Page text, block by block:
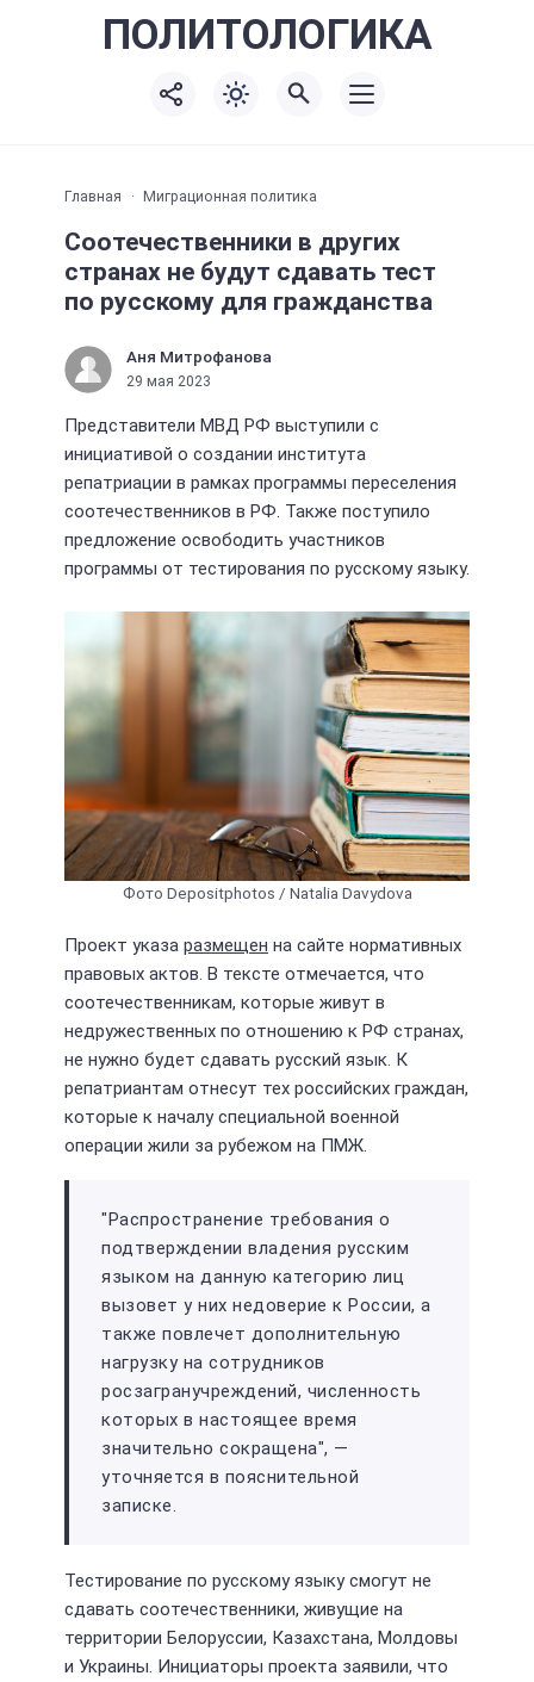
ПОЛИТОЛОГИКА
Главная Миграционная политика
Соотечественники в других
странах не будут сдавать тест
по русскому для гражданства
Аня Митрофанова
29 мая 2023
Представители МВД РФ выступили с
инициативой о создании института
репатриации в рамках программы переселения
соотечественников в РФ. Также поступило
предложение освободить участников
программы от тестирования по русскому языку.
Фото Depositphotos / Natalia Davydova
Проект указа размещен на сайте нормативных
правовых актов. В тексте отмечается, что
соотечественникам, которые живут в
недружественных по отношению к РФ странах,
не нужно будет сдавать русский язык. К
репатриантам отнесут тех российских граждан,
которые к началу специальной военной
операции жили за рубежом на ПМЖ.
"Распространение требования ‎о
подтверждении владения русским
языком на данную категорию лиц
вызовет у них недоверие к России, а
также повлечет дополнительную
нагрузку на сотрудников
росзагранучреждений, численность
которых в настоящее время
значительно сокращена", —
уточняется в пояснительной
записке.
Тестирование по русскому языку смогут не
сдавать соотечественники, живущие на
территории Белоруссии, Казахстана, Молдовы
и Украины. Инициаторы проекта заявили, что